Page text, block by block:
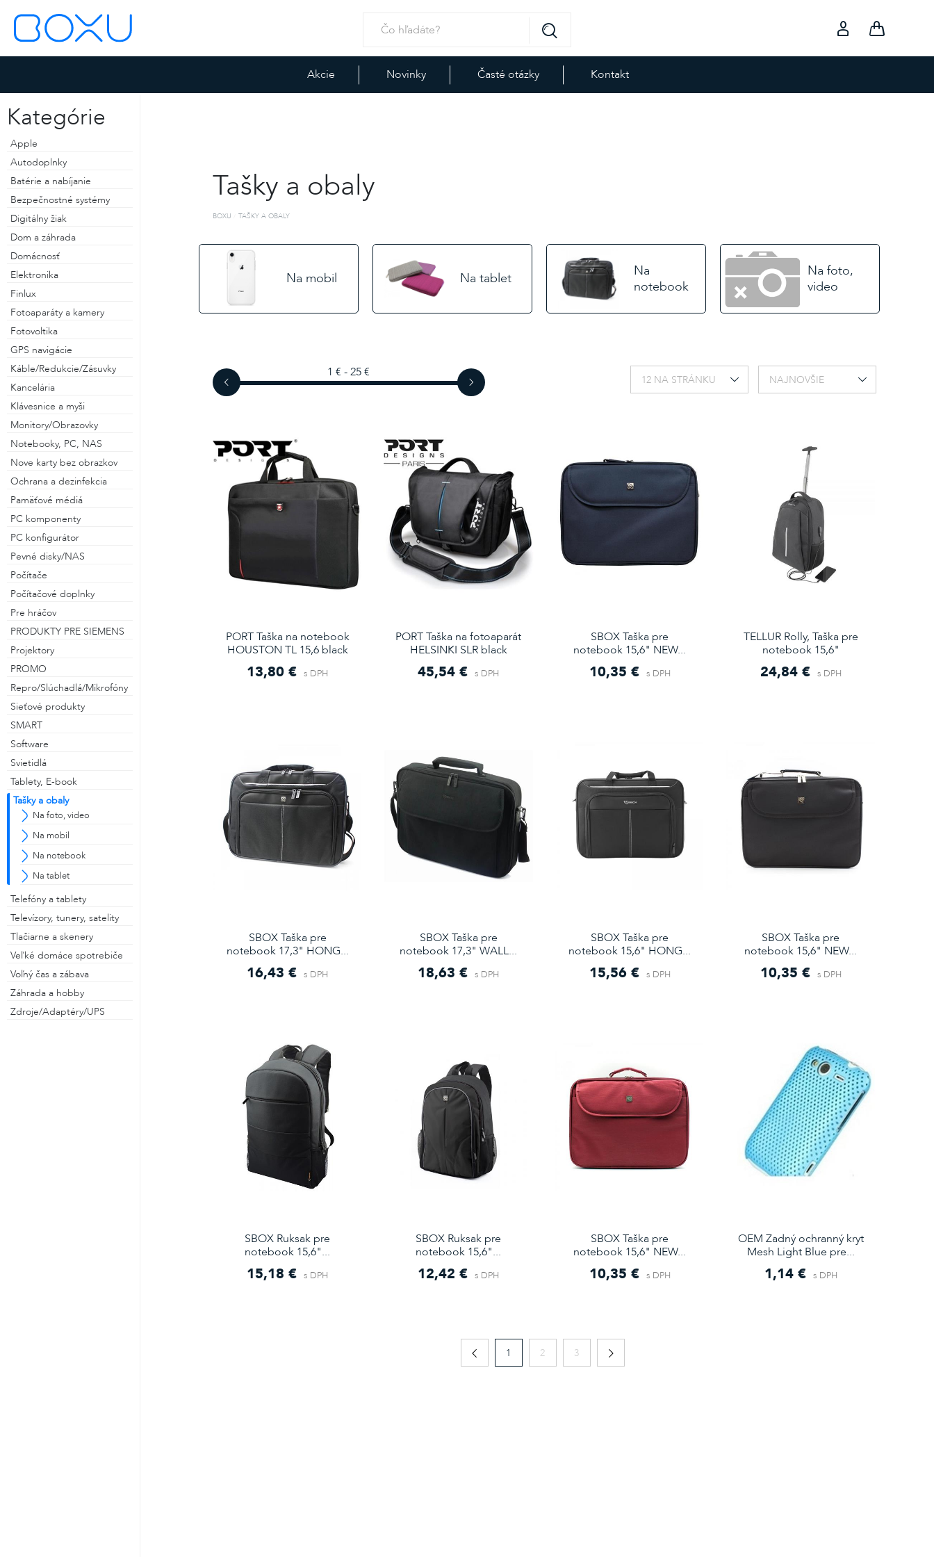
Akcie Novinky Časté otázky Kontakt
Kategórie
Apple
Autodoplnky
Batérie a nabíjanie
Bezpečnostné systémy
Digitálny žiak
Dom a záhrada
Domácnosť
Elektronika
Finlux
Fotoaparáty a kamery
Fotovoltika
GPS navigácie
Káble/Redukcie/Zásuvky
Kancelária
Klávesnice a myši
Monitory/Obrazovky
Notebooky, PC, NAS
Nove karty bez obrazkov
Ochrana a dezinfekcia
Pamäťové médiá
PC komponenty
PC konfigurátor
Pevné disky/NAS
Počítače
Počítačové doplnky
Pre hráčov
PRODUKTY PRE SIEMENS
Projektory
PROMO
Repro/Slúchadlá/Mikrofóny
Sieťové produkty
SMART
Software
Svietidlá
Tablety, E-book
Tašky a obaly
Na foto, video
Na mobil
Na notebook
Na tablet
Telefóny a tablety
Televízory, tunery, satelity
Tlačiarne a skenery
Veľké domáce spotrebiče
Voľný čas a zábava
Záhrada a hobby
Zdroje/Adaptéry/UPS
Tašky a obaly
BOXU TAŠKY A OBALY
Na mobil Na tablet
Na
notebook
Na foto,
video
1 € - 25 €
12 NA STRÁNKU NAJNOVŠIE
PORT Taška na notebook
HOUSTON TL 15,6 black
13,80 € s DPH
PORT Taška na fotoaparát
HELSINKI SLR black
45,54 € s DPH
SBOX Taška pre
notebook 15,6" NEW...
10,35 € s DPH
TELLUR Rolly, Taška pre
notebook 15,6"
24,84 € s DPH
SBOX Taška pre
notebook 17,3" HONG...
16,43 € s DPH
SBOX Taška pre
notebook 17,3" WALL...
18,63 € s DPH
SBOX Taška pre
notebook 15,6" HONG...
15,56 € s DPH
SBOX Taška pre
notebook 15,6" NEW...
10,35 € s DPH
SBOX Ruksak pre
notebook 15,6"...
15,18 € s DPH
SBOX Ruksak pre
notebook 15,6"...
12,42 € s DPH
SBOX Taška pre
notebook 15,6" NEW...
10,35 € s DPH
OEM Zadný ochranný kryt
Mesh Light Blue pre...
1,14 € s DPH
1 2 3
Prihlásiť cez Gmail